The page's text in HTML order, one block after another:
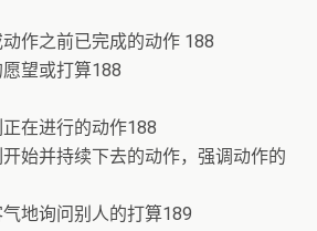
作之前已完成的动作 188
望或打算188
在进行的动作188
始并持续下去的动作，强调动作的
地询问别人的打算189